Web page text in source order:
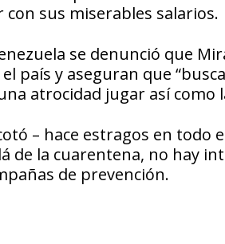
con sus miserables salarios.
se denunció que
el país y aseguran que
atrocidad jugar así como
– hace estragos en
de la cuarentena, no hay
de prevención.